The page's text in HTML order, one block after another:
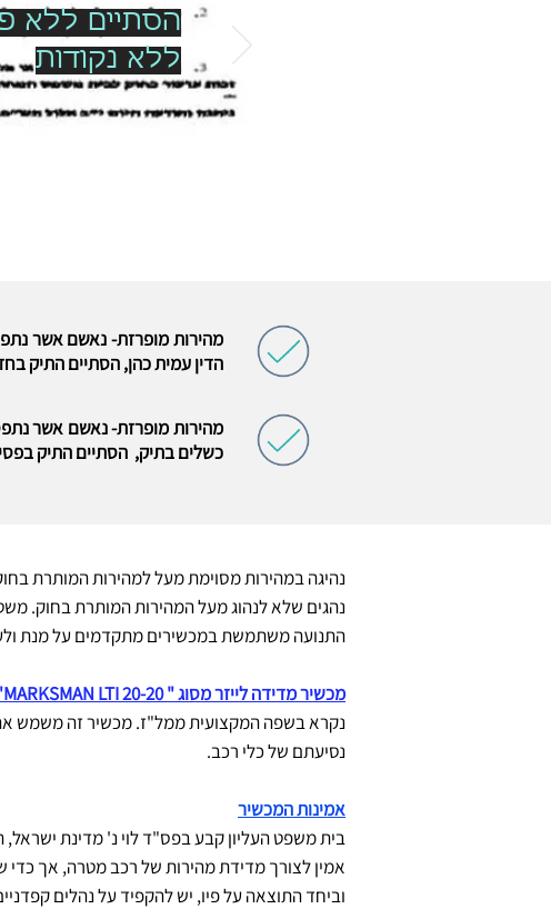
הסתיים ללא
ללא נקודות
הדין עמית כהן, הסתיים התיק
כשלים בתיק, הסתיים התיק
נהיגה במהירות מסוימת מעל למהירות המותרת
נהגים שלא לנהוג מעל המהירות המותרת בחוק.
התנועה משתמשת במכשירים מתקדמים על מנת
מכשיר מדידה לייזר מסוג " MARKSMAN LTI 20-20"
נקרא בשפה המקצועית ממל"ז. מכשיר זה משמש
נסיעתם של כלי רכב.
אמינות המכשיר
בית משפט העליון קבע בפס"ד לוי נ' מדינת
אמין לצורך מדידת מהירות של רכב מטרה, אך כדי
וביחד התוצאה על פיו, יש להקפיד על נהלים